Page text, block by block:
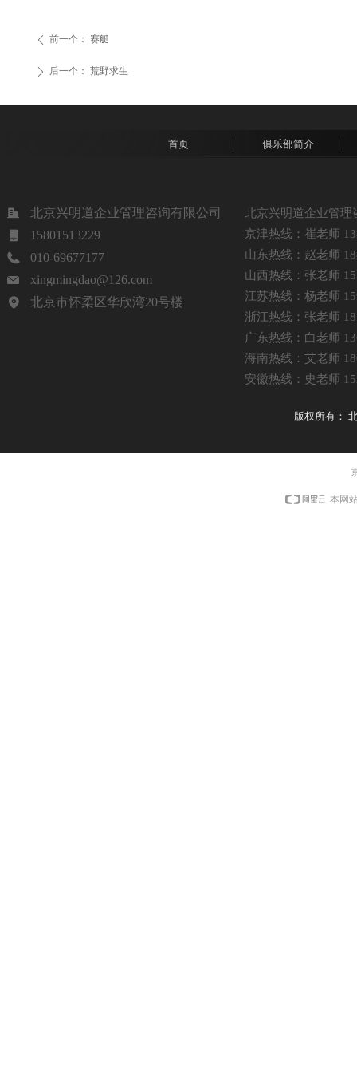
ꄴ 前一个： 赛艇
ꄲ 后一个： 荒野求生
首页 俱乐部简介
北京兴明道企业管理咨询有限公司
15801513229
010-69677177
xingmingdao@126.com
北京市怀柔区华欣湾20号楼
北京兴明道企业管
京津热线：崔老师
山东热线：赵老师
山西热线：张老师
江苏热线：杨老师
浙江热线：张老师
广东热线：白老师
海南热线：艾老师
安徽热线：史老师
版权所有：
本网